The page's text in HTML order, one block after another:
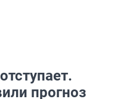
прогноз